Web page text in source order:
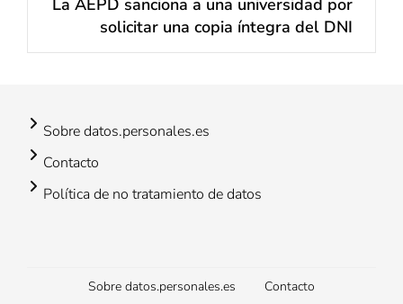
Next
La AEPD sanciona a una universidad por
solicitar una copia íntegra del DNI
Sobre datos.personales.es
Contacto
Política de no tratamiento de datos
Sobre datos.personales.es Contacto